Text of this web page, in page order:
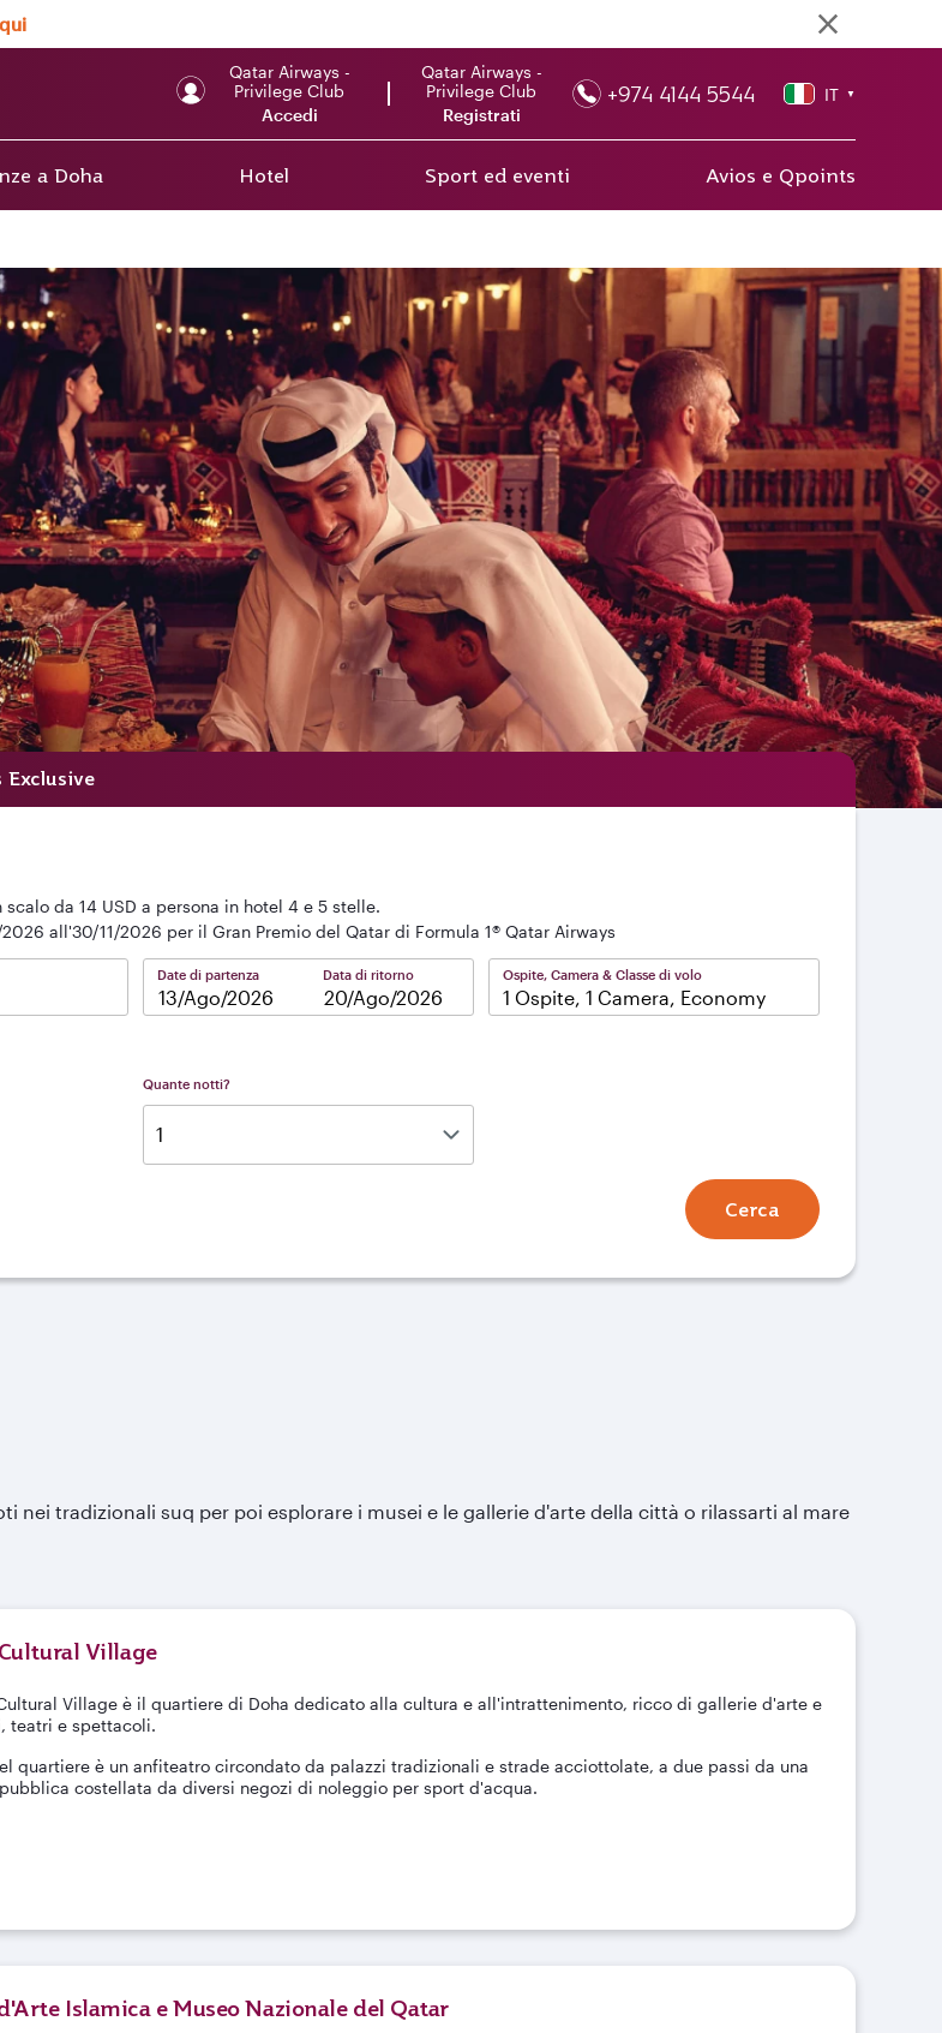
Qatar Airways -
Privilege Club
Accedi
Qatar Airways -
Privilege Club
Registrati
+974 4144 5544 IT ▼
a Doha Hotel Sport ed eventi Avios e Qpoints
Exclusive
da 14 USD a persona in hotel 4 e 5 stelle.
all'30/11/2026 per il Gran Premio del Qatar di Formula 1® Qatar Airways
Date di partenza Data di ritorno Ospite, Camera & Classe di volo
1 Ospite, 1 Camera, Economy
Quante notti?
Cerca
nei tradizionali suq per poi esplorare i musei e le gallerie d'arte della città o rilassarti al mare
Village
Village è il quartiere di Doha dedicato alla cultura e all'intrattenimento, ricco di gallerie d'arte e
teatri e spettacoli.
quartiere è un anfiteatro circondato da palazzi tradizionali e strade acciottolate, a due passi da una
costellata da diversi negozi di noleggio per sport d'acqua.
Islamica e Museo Nazionale del Qatar